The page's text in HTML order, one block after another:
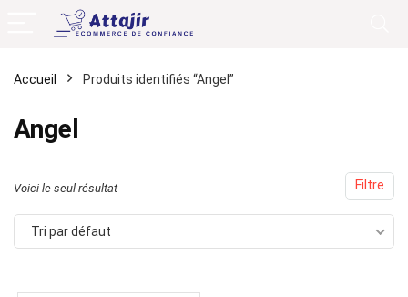
Accueil Produits identifiés “Angel”
Angel
Filtre
Voici le seul résultat
Tri par défaut